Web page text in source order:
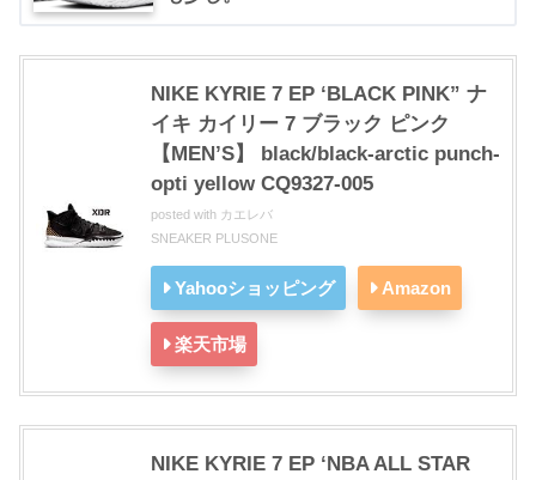
NIKE KYRIE 7 EP ‘BLACK PINK” ナ
イキ カイリー 7 ブラック ピンク
【MEN’S】 black/black-arctic punch-
opti yellow CQ9327-005
posted with カエレバ
SNEAKER PLUSONE
Yahooショッピング Amazon
楽天市場
NIKE KYRIE 7 EP ‘NBA ALL STAR